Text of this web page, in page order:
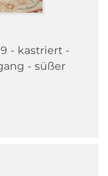
- kastriert -
- süßer